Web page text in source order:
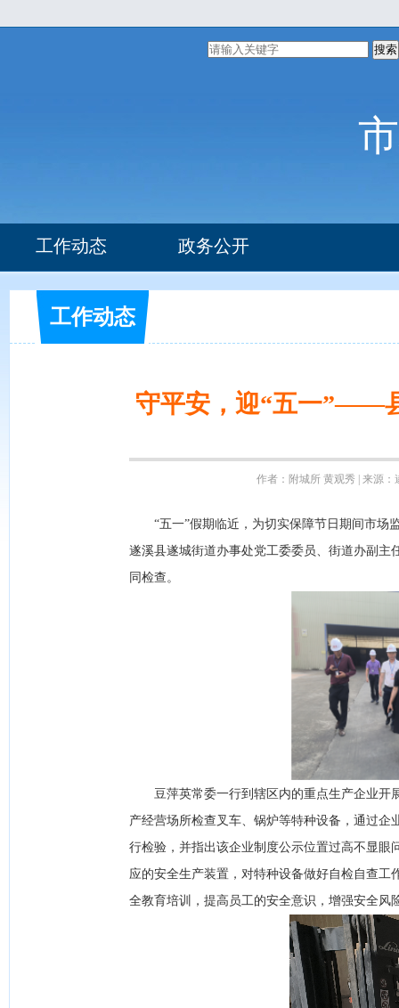
搜索
工作动态 政务公开
组织机构 部门文件
工作动态
守平安，迎“五一”——
作者：附城所 黄观秀 | 来源
“五一”假期临近，为切实保障节日期间市场监
遂溪县遂城街道办事处党工委委员、街道办副
同检查。
豆萍英常委一行到辖区内的重点生产企业开
产经营场所检查叉车、锅炉等特种设备，通过
行检验，并指出该企业制度公示位置过高不显
应的安全生产装置，对特种设备做好自检自查
全教育培训，提高员工的安全意识，增强安全风